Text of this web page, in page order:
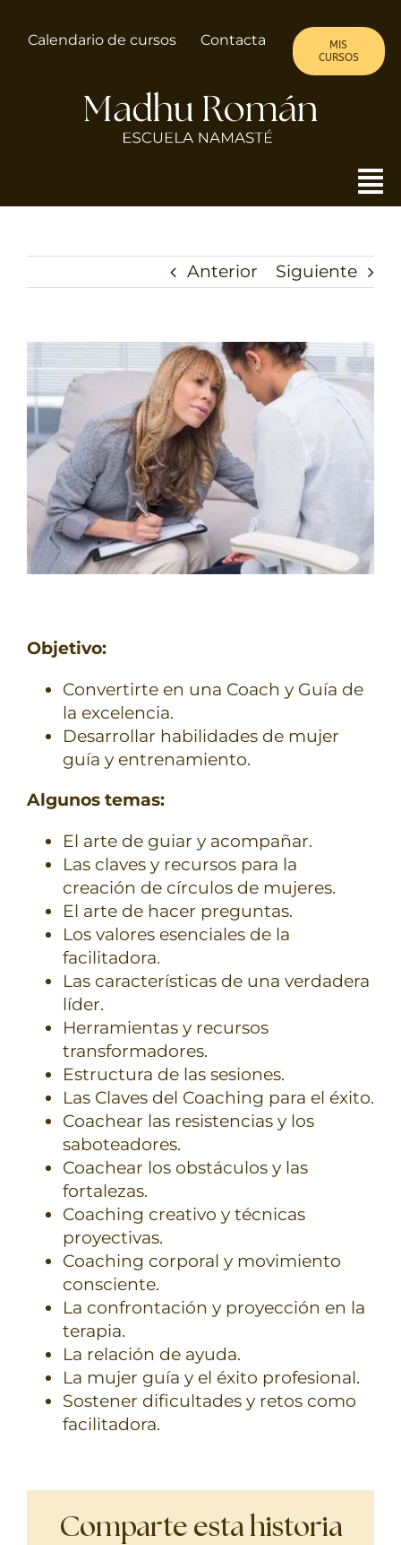
Calendario de cursos Contacta
MIS
CURSOS
ALMA DE MUJER
TERAPIAS
RETIROS
GRATIS
Anterior Siguiente
Objetivo:
Convertirte en una Coach y Guía de
la excelencia.
Desarrollar habilidades de mujer
guía y entrenamiento.
Algunos temas:
El arte de guiar y acompañar.
Las claves y recursos para la
creación de círculos de mujeres.
El arte de hacer preguntas.
Los valores esenciales de la
facilitadora.
Las características de una verdadera
líder.
Herramientas y recursos
transformadores.
Estructura de las sesiones.
Las Claves del Coaching para el éxito.
Coachear las resistencias y los
saboteadores.
Coachear los obstáculos y las
fortalezas.
Coaching creativo y técnicas
proyectivas.
Coaching corporal y movimiento
consciente.
La confrontación y proyección en la
terapia.
La relación de ayuda.
La mujer guía y el éxito profesional.
Sostener dificultades y retos como
facilitadora.
Comparte esta historia